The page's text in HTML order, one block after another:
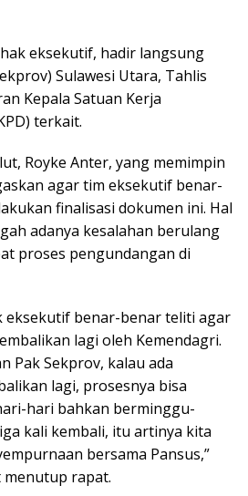
eksekutif, hadir langsung
Sulawesi Utara, Tahlis
Kepala Satuan Kerja
terkait.
Royke Anter, yang memimpin
agar tim eksekutif benar-
finalisasi dokumen ini. Hal
adanya kesalahan berulang
proses pengundangan di
eksekutif benar-benar teliti agar
lagi oleh Kemendagri.
Pak Sekprov, kalau ada
lagi, prosesnya bisa
hari bahkan berminggu-
kali kembali, itu artinya kita
bersama Pansus,”
menutup rapat.